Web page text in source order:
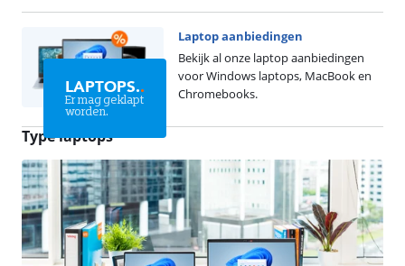
Laptop aanbiedingen
Bekijk al onze laptop aanbiedingen
voor Windows laptops, MacBook en
Chromebooks.
Type laptops
LAPTOPS..
Er mag geklapt
worden.